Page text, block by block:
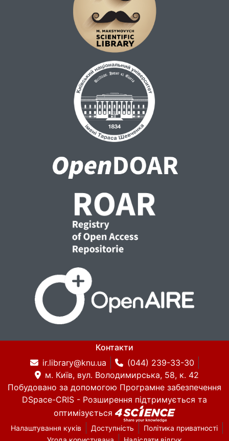
Контакти
ir.library@knu.ua
(044) 239-33-30
м. Київ, вул. Володимирська, 58, к. 42
Побудовано за допомогою Програмне забезпечення
DSpace-CRIS - Розширення підтримується та
оптимізується
Налаштування куків Доступність
Політика приватності